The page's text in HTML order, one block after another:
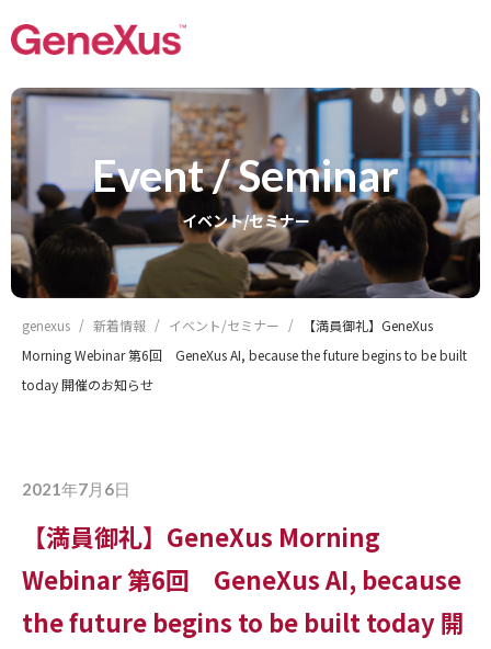
Event / Seminar
イベント/セミナー
genexus 新着情報 イベント/セミナー
【満員御礼】GeneXus
Morning Webinar 第6回 GeneXus AI, because the future begins to be built
today 開催のお知らせ
2021年7月6日
【満員御礼】GeneXus Morning
Webinar 第6回 GeneXus AI, because
the future begins to be built today 開